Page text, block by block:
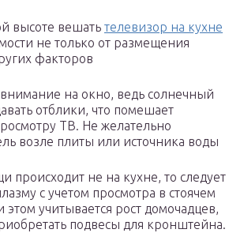
высоте вешать телевизор на кухне
не только от размещения
факторов
внимание на окно, ведь солнечный
отблики, что помешает
ТВ. Не желательно
возле плиты или источника воды
происходит не на кухне, то следует
с учетом просмотра в стоячем
учитывается рост домочадцев,
подвесы для кронштейна.